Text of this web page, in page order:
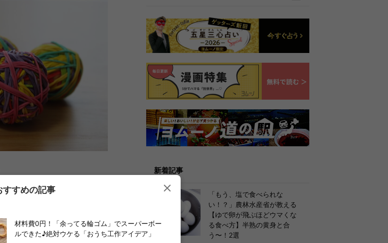
すすめの記事
材料費0円！「余ってる輪ゴム」でスーパーボー
ルできた♪絶対ウケる「おうち工作アイデア」
新着記事
「もう、塩で食べられな
い！？」農林水産省が教える
【ゆで卵が飛ぶほどウマくな
る食べ方】半熟の黄身と合
う〜！2選